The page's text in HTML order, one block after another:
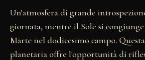
Un'atmosfera di grande
giornata, mentre il Sole si
Marte nel dodicesimo campo.
planetaria offre l'opportunità di